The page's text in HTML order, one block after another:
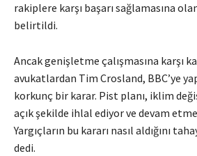
rakiplere karşı başarı sağlamasına
belirtildi.
Ancak genişletme çalışmasına karşı
avukatlardan Tim Crosland, BBC’ye
korkunç bir karar. Pist planı, iklim
açık şekilde ihlal ediyor ve devam
Yargıçların bu kararı nasıl aldığını
dedi.